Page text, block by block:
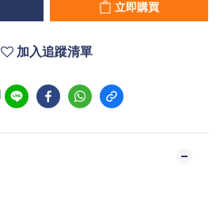
立即購買
加入追蹤清單